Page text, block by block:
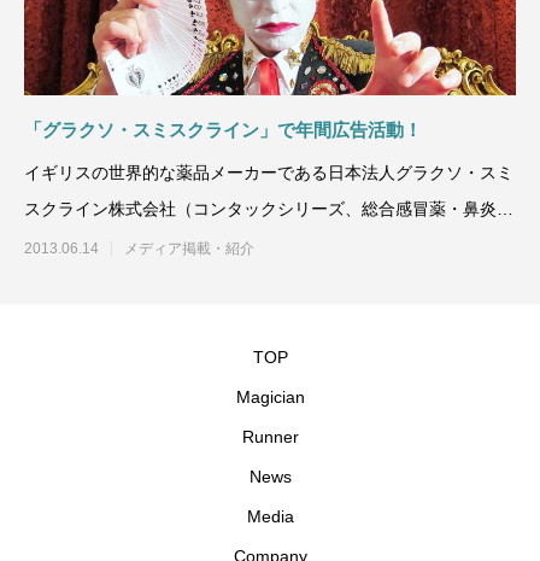
「グラクソ・スミスクライン」で年間広告活動！
イギリスの世界的な薬品メーカーである日本法人グラクソ・スミ
スクライン株式会社（コンタックシリーズ、総合感冒薬・鼻炎薬
でも有名）の医療向け従事
2013.06.14 メディア掲載・紹介
TOP
Magician
Runner
News
Media
Company